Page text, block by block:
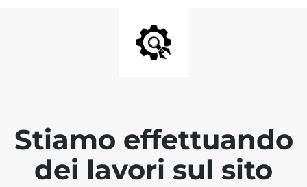
Stiamo effettuando
dei lavori sul sito